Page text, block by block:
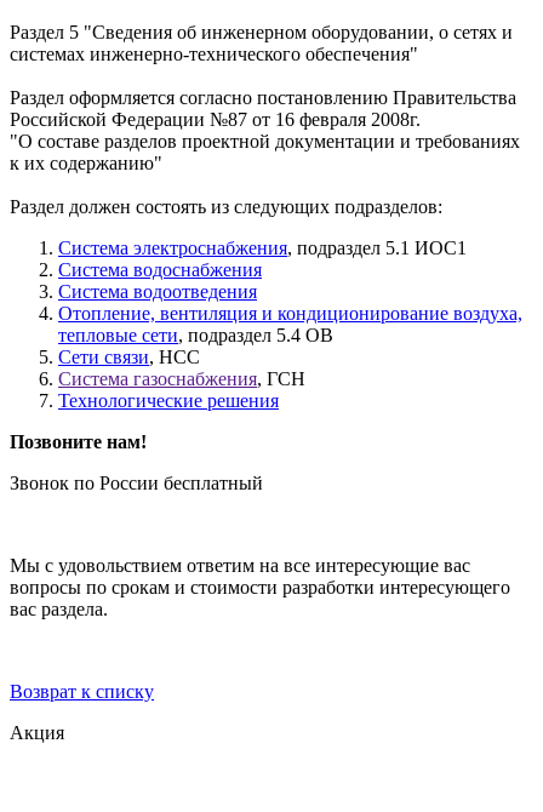
Раздел 5 "Сведения об инженерном оборудовании, о сетях и
системах инженерно-технического обеспечения"
Раздел оформляется согласно постановлению Правительства
Российской Федерации №87 от 16 февраля 2008г.
"О составе разделов проектной документации и требованиях
к их содержанию"
Раздел должен состоять из следующих подразделов:
Система электроснабжения, подраздел 5.1 ИОС1
Система водоснабжения
Система водоотведения
Отопление, вентиляция и кондиционирование воздуха,
тепловые сети, подраздел 5.4 ОВ
Сети связи, НСС
Система газоснабжения, ГСН
Технологические решения
Позвоните нам!
Звонок по России бесплатный
Мы с удовольствием ответим на все интересующие вас
вопросы по срокам и стоимости разработки интересующего
вас раздела.
Возврат к списку
Акция